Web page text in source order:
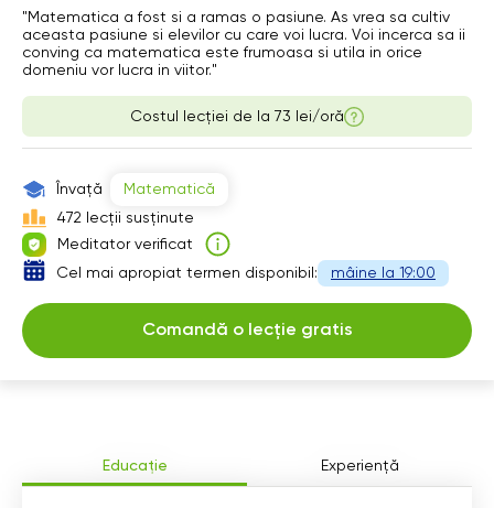
Educație Experiență
"Matematica a fost si a ramas o pasiune. As vrea sa cultiv
aceasta pasiune si elevilor cu care voi lucra. Voi incerca sa ii
conving ca matematica este frumoasa si utila in orice
domeniu vor lucra in viitor."
Costul lecției de la 73 lei/oră
Învață
Matematică
472 lecții susținute
Meditator verificat
Cel mai apropiat termen disponibil:
mâine la 19:00
Comandă o lecție gratis
Nu există
ore libere
19:00 17:00
17:30
18:00
18:30
18:00
18:30